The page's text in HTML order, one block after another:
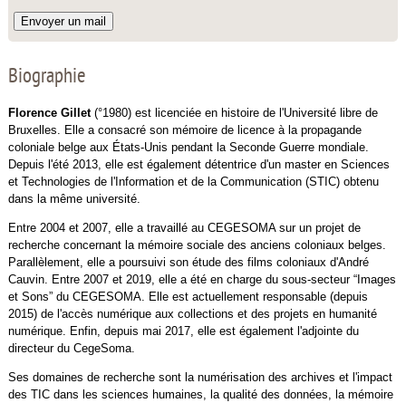
Envoyer un mail
Biographie
Florence Gillet (°1980) est licenciée en histoire de l'Université libre de
Bruxelles. Elle a consacré son mémoire de licence à la propagande
coloniale belge aux États-Unis pendant la Seconde Guerre mondiale.
Depuis l'été 2013, elle est également détentrice d'un master en Sciences
et Technologies de l'Information et de la Communication (STIC) obtenu
dans la même université.
Entre 2004 et 2007, elle a travaillé au CEGESOMA sur un projet de
recherche concernant la mémoire sociale des anciens coloniaux belges.
Parallèlement, elle a poursuivi son étude des films coloniaux d'André
Cauvin. Entre 2007 et 2019, elle a été en charge du sous-secteur “Images
et Sons” du CEGESOMA. Elle est actuellement responsable (depuis
2015) de l'accès numérique aux collections et des projets en humanité
numérique. Enfin, depuis mai 2017, elle est également l'adjointe du
directeur du CegeSoma.
Ses domaines de recherche sont la numérisation des archives et l'impact
des TIC dans les sciences humaines, la qualité des données, la mémoire